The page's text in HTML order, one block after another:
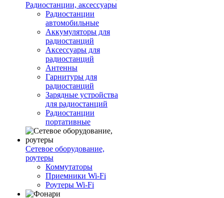
Радиостанции, аксессуары
Радиостанции
автомобильные
Аккумуляторы для
радиостанций
Аксессуары для
радиостанций
Антенны
Гарнитуры для
радиостанций
Зарядные устройства
для радиостанций
Радиостанции
портативные
Сетевое оборудование,
роутеры
Коммутаторы
Приемники Wi-Fi
Роутеры Wi-Fi